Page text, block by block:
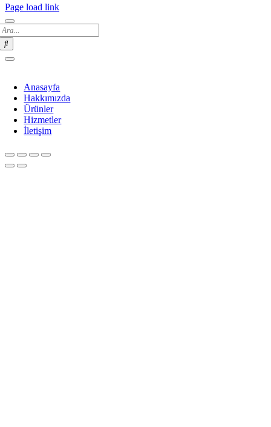
Page load link
Anasayfa
Hakkımızda
Ürünler
Hizmetler
İletişim